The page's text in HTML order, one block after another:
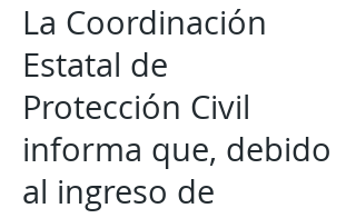
La Coordinación
Estatal de
Protección Civil
informa que, debido
al ingreso de